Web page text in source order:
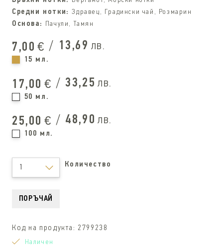
Средни нотки:Здравец, Градински чай, Розмарин
Основа: Пачули, Тамян
7,00 € / 13,69 лв.
15 мл.
17,00 € / 33,25 лв.
50 мл.
25,00 € / 48,90 лв.
100 мл.
1 Количество
ПОРЪЧАЙ
Код на продукта: 2799238
Наличен